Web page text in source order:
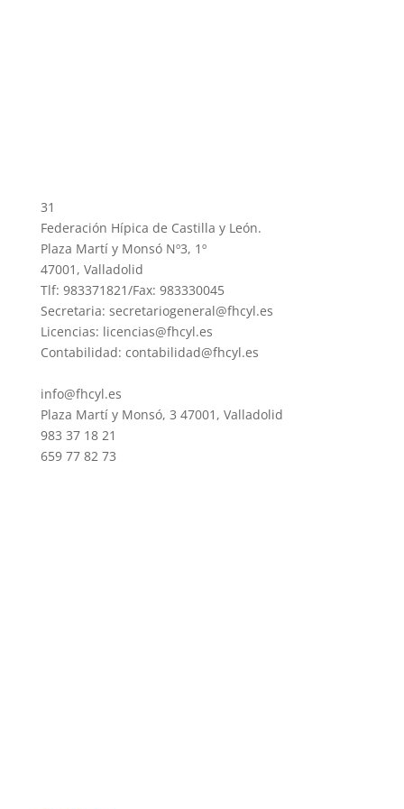
31
Federación Hípica de Castilla y León.
Plaza Martí y Monsó Nº3, 1º
47001, Valladolid
Tlf: 983371821/Fax: 983330045
Secretaria: secretariogeneral@fhcyl.es
Licencias: licencias@fhcyl.es
Contabilidad: contabilidad@fhcyl.es
info@fhcyl.es
Plaza Martí y Monsó, 3 47001, Valladolid
983 37 18 21
659 77 82 73